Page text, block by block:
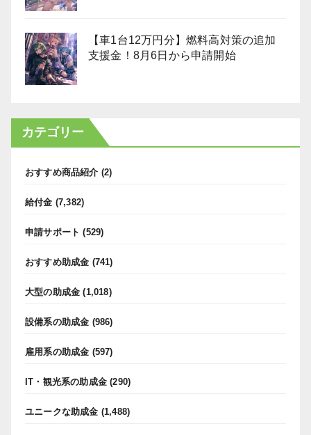
【車1台12万円分】燃料高対策の追加
支援金！8月6日から申請開始
カテゴリー
おすすめ商品紹介 (2)
給付金 (7,382)
申請サポート (529)
おすすめ助成金 (741)
大型の助成金 (1,018)
設備系の助成金 (986)
雇用系の助成金 (597)
IT・観光系の助成金 (290)
ユニークな助成金 (1,488)